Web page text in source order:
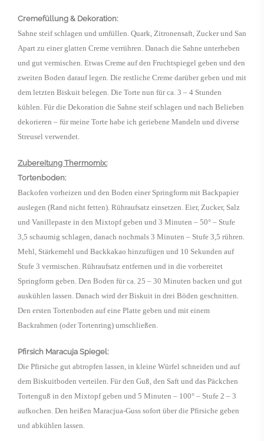
Cremefüllung & Dekoration:
Sahne steif schlagen und umfüllen. Quark, Zitronensaft, Zucker und San
Apart zu einer glatten Creme verrühren. Danach die Sahne unterheben
und gut vermischen. Etwas Creme auf den Fruchtspiegel geben und den
zweiten Boden darauf legen. Die restliche Creme darüber geben und mit
dem letzten Biskuit belegen. Die Torte nun für ca. 3 – 4 Stunden
kühlen. Für die Dekoration die Sahne steif schlagen und nach Belieben
dekorieren – für meine Torte habe ich geriebene Mandeln und diverse
Streusel verwendet.
Zubereitung Thermomix:
Tortenboden:
Backofen vorheizen und den Boden einer Springform mit Backpapier
auslegen (Rand nicht fetten). Rühraufsatz einsetzen. Eier, Zucker, Salz
und Vanillepaste in den Mixtopf geben und 3 Minuten – 50° – Stufe
3,5 schaumig schlagen, danach nochmals 3 Minuten – Stufe 3,5 rühren.
Mehl, Stärkemehl und Backkakao hinzufügen und 10 Sekunden auf
Stufe 3 vermischen. Rühraufsatz entfernen und in die vorbereitet
Springform geben. Den Boden für ca. 25 – 30 Minuten backen und gut
auskühlen lassen. Danach wird der Biskuit in drei Böden geschnitten.
Den ersten Tortenboden auf eine Platte geben und mit einem
Backrahmen (oder Tortenring) umschließen.
Pfirsich Maracuja Spiegel:
Die Pfirsiche gut abtropfen lassen, in kleine Würfel schneiden und auf
dem Biskuitboden verteilen. Für den Guß, den Saft und das Päckchen
Tortenguß in den Mixtopf geben und 5 Minuten – 100° – Stufe 2 – 3
aufkochen. Den heißen Maracjua-Guss sofort über die Pfirsiche geben
und abkühlen lassen.